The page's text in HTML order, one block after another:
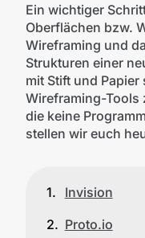
Ein wichtiger
Oberflächen bzw.
Wireframing und
Strukturen einer
mit Stift und
Wireframing-Tools
die keine
stellen wir euch
Invision
Proto.io